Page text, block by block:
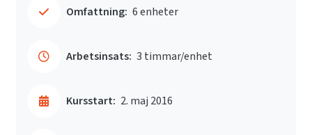
Omfattning: 6 enheter
Arbetsinsats: 3 timmar/enhet
Kursstart: 2. maj 2016